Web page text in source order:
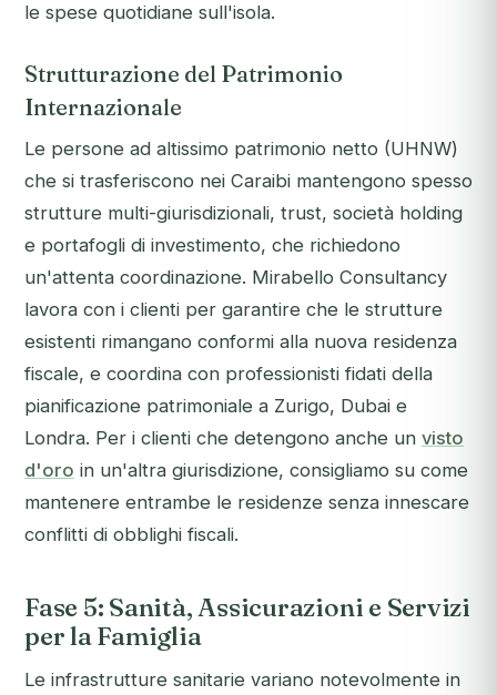
le spese quotidiane sull'isola.
Strutturazione del Patrimonio
Internazionale
Le persone ad altissimo patrimonio netto (UHNW)
che si trasferiscono nei Caraibi mantengono spesso
strutture multi-giurisdizionali, trust, società holding
e portafogli di investimento, che richiedono
un'attenta coordinazione. Mirabello Consultancy
lavora con i clienti per garantire che le strutture
esistenti rimangano conformi alla nuova residenza
fiscale, e coordina con professionisti fidati della
pianificazione patrimoniale a Zurigo, Dubai e
Londra. Per i clienti che detengono anche un visto
d'oro in un'altra giurisdizione, consigliamo su come
mantenere entrambe le residenze senza innescare
conflitti di obblighi fiscali.
Fase 5: Sanità, Assicurazioni e Servizi
per la Famiglia
Le infrastrutture sanitarie variano notevolmente in